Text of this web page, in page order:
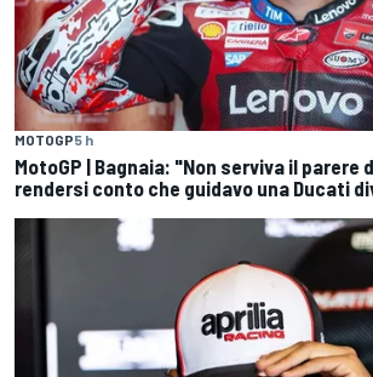
MOTOGP5 h
MotoGP | Bagnaia: "Non serviva il parere
rendersi conto che guidavo una Ducati